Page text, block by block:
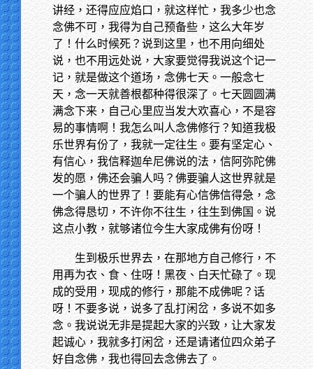
讲经，还得应应焰口，就这样忙，我多少也念
念佛不可，我得为自己预备些，这么大年岁
了！什么时候死？说到这里，也不用向细处
说，也不用远处说，大家要觉得我说这个记一
记，就是做这个道场，念佛七天。一般念七
天，念一天就善根都种得很深了。七天圆圆满
满念下来，自己心里应当发大欢喜心，不是容
易的事情啊！我怎么叫人念佛修行？知道我极
乐世界有份了，我就一定往生。要有坚定心、
有信心，我信释迦牟尼佛说的法，信阿弥陀佛
发的愿，佛还会骗人吗？佛要骗人这世界就是
一个骗人的世界了！要能有心信佛信得急，念
佛念得恳切，不许你不往生，往生到佛国。说
这点小教，就够诸位今生大家成佛有份呀！
生到极乐世界去，在那地方自己修行，不
用再为衣、食、住呀！黑夜、白天忙碌了。现
成的受用，现成的修行，那能不成佛呢？话
呀！不要多说，说多了乱打闲岔，多说不如多
念。我说说无非是提起大家的兴致，让大家发
起诚心，我就多打闲岔，还是请诸位四众弟子
好自念佛，我也得回去念佛去了。